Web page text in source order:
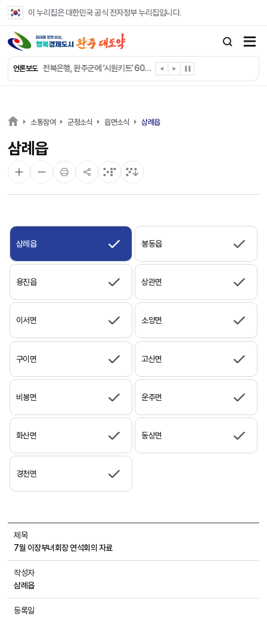
이 누리집은 대한민국 공식 전자정부 누리집입니다.
언론보도
완주 청소년, 삼성 임직원 만나 미래 진로 그린다
전북은행, 완주군에 ‘시원키트’ 60세트 기탁
㈜새눈, 완주군에 성금 1,000만 원 기탁
완주 미래라이온스, 경로당 냉장고 후원
소통참여 군정소식 읍면소식 삼례읍
삼례읍
삼례읍 봉동읍
용진읍 상관면
이서면 소양면
구이면 고산면
비봉면 운주면
화산면 동상면
경천면
제목
7월 이장부녀회장 연석회의 자료
작성자
삼례읍
등록일